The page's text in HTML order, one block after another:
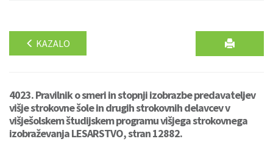
KAZALO
4023. Pravilnik o smeri in stopnji izobrazbe predavateljev
višje strokovne šole in drugih strokovnih delavcev v
višješolskem študijskem programu višjega strokovnega
izobraževanja LESARSTVO, stran 12882.